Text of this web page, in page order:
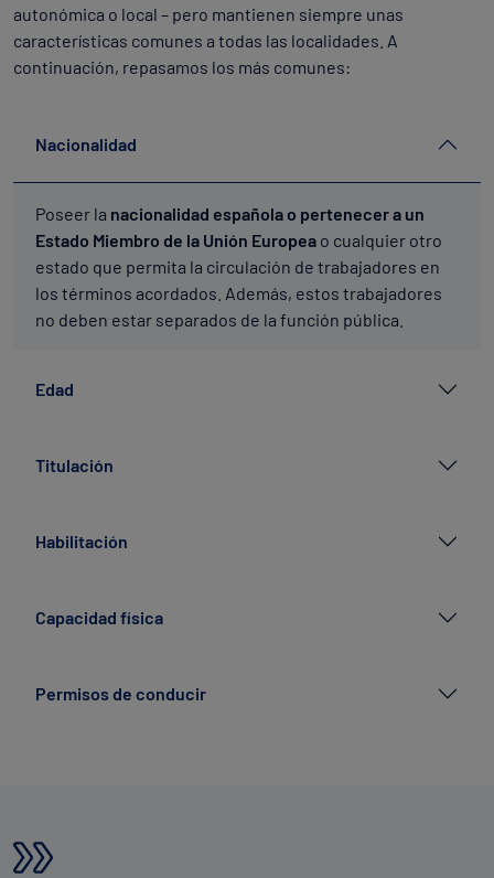
autonómica o local – pero mantienen siempre unas
características comunes a todas las localidades. A
continuación, repasamos los más comunes:
Nacionalidad
Poseer la nacionalidad española o pertenecer a un
Estado Miembro de la Unión Europea o cualquier otro
estado que permita la circulación de trabajadores en
los términos acordados. Además, estos trabajadores
no deben estar separados de la función pública.
Edad
Titulación
Habilitación
Capacidad física
Permisos de conducir